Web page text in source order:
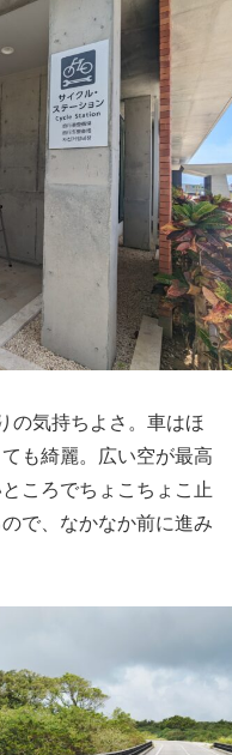
の気持ちよさ。車はほ
も綺麗。広い空が最高
ころでちょこちょこ止
で、なかなか前に進み